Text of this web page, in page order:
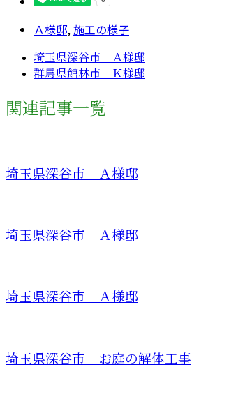
Ａ様邸,施工の様子
埼玉県深谷市 Ａ様邸
群馬県館林市 Ｋ様邸
関連記事一覧
埼玉県深谷市 Ａ様邸
埼玉県深谷市 Ａ様邸
埼玉県深谷市 Ａ様邸
埼玉県深谷市 お庭の解体工事